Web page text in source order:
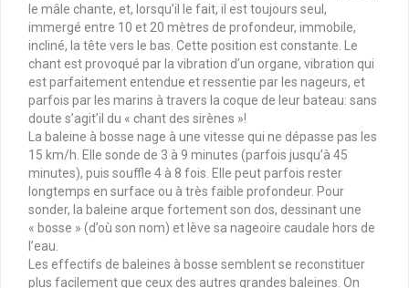
le mâle chante, et, lorsqu’il le fait, il est toujours seul,
immergé entre 10 et 20 mètres de profondeur, immobile,
incliné, la tête vers le bas. Cette position est constante. Le
chant est provoqué par la vibration d’un organe, vibration qui
est parfaitement entendue et ressentie par les nageurs, et
parfois par les marins à travers la coque de leur bateau: sans
doute s’agit’il du « chant des sirènes »!
La baleine à bosse nage à une vitesse qui ne dépasse pas les
15 km/h. Elle sonde de 3 à 9 minutes (parfois jusqu’à 45
minutes), puis souffle 4 à 8 fois. Elle peut parfois rester
longtemps en surface ou à très faible profondeur. Pour
sonder, la baleine arque fortement son dos, dessinant une
« bosse » (d’où son nom) et lève sa nageoire caudale hors de
l’eau.
Les effectifs de baleines à bosse semblent se reconstituer
plus facilement que ceux des autres grandes baleines. On